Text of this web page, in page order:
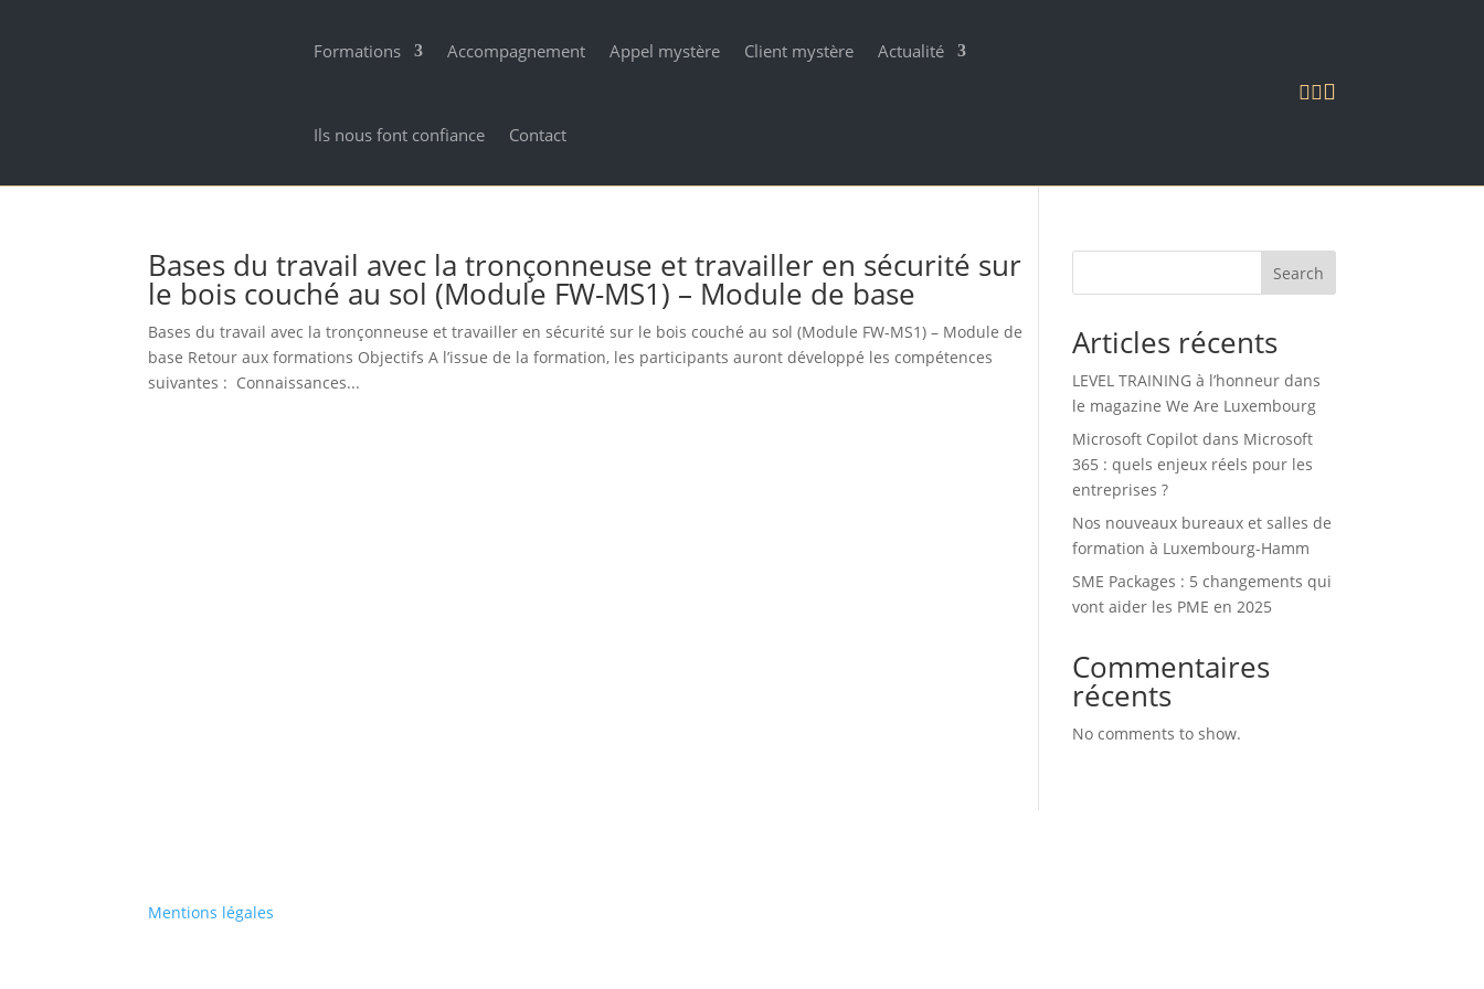
Formations Accompagnement Appel mystère Client mystère Actualité
Ils nous font confiance Contact

Bases du travail avec la tronçonneuse et travailler en sécurité sur
le bois couché au sol (Module FW-MS1) – Module de base
Bases du travail avec la tronçonneuse et travailler en sécurité sur le bois couché au sol (Module FW-MS1) – Module de
base Retour aux formations Objectifs A l’issue de la formation, les participants auront développé les compétences
suivantes : Connaissances...
Search
Articles récents
LEVEL TRAINING à l’honneur dans
le magazine We Are Luxembourg
Microsoft Copilot dans Microsoft
365 : quels enjeux réels pour les
entreprises ?
Nos nouveaux bureaux et salles de
formation à Luxembourg-Hamm
SME Packages : 5 changements qui
vont aider les PME en 2025
Commentaires
récents
No comments to show.
Mentions légales